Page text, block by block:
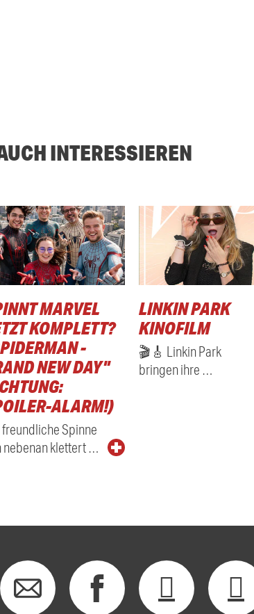
INTERESSIEREN
MARVEL
KOMPLETT?
-
NEW DAY"
ALARM!)
freundliche Spinne
nebenan klettert …
LINKIN PARK
KINOFILM
🎬🎸 Linkin Park
bringen ihre …